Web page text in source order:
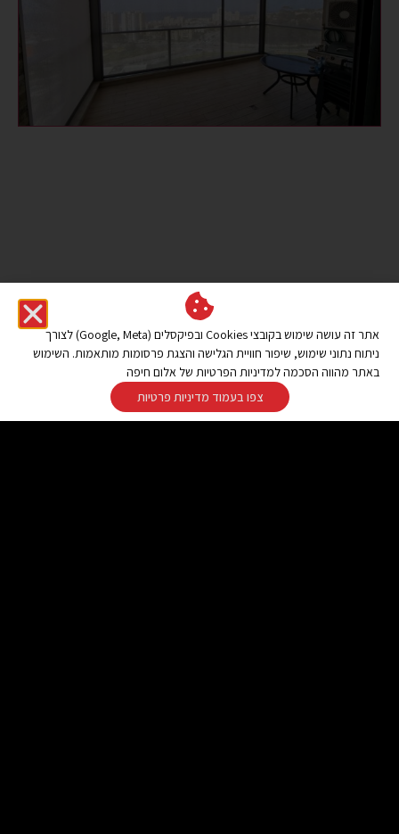
אתר זה עושה שימוש בקובצי Cookies ובפיקסלים (Google, Meta) לצורך
ניתוח נתוני שימוש, שיפור חוויית הגלישה והצגת פרסומות מותאמות. השימוש
באתר מהווה הסכמה למדיניות הפרטיות של אלום חיפה
צפו בעמוד מדיניות פרטיות